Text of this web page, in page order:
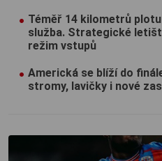
Téměř 14 kilometrů
služba. Strategické
režim vstupů
Americká se blíží do
stromy, lavičky i nové